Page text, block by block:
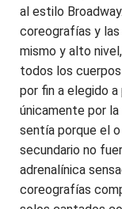
al estilo
coreografías y
mismo y alto
todos los
por fin a elegido
únicamente por
sentía porque el
secundario no
adrenalínica
coreografías